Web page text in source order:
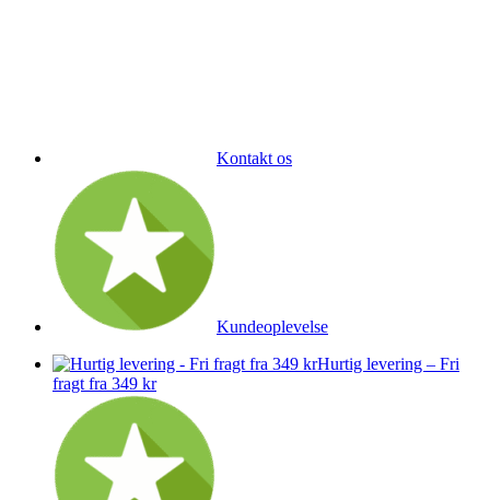
Kontakt os
Kundeoplevelse
Hurtig levering – Fri
fragt fra 349 kr